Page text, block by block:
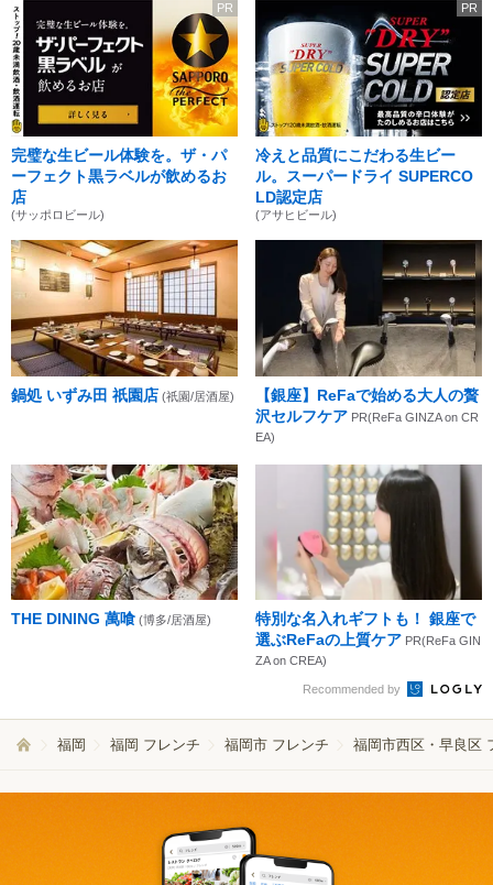
PR
完璧な生ビール体験を。ザ・パ
ーフェクト黒ラベルが飲めるお
店
(サッポロビール)
PR
冷えと品質にこだわる生ビー
ル。スーパードライ SUPERCO
LD認定店
(アサヒビール)
鍋処 いずみ田 祇園店 (祇園/居酒屋)
【銀座】ReFaで始める大人の贅
沢セルフケア PR(ReFa GINZA on CR
EA)
THE DINING 萬喰 (博多/居酒屋)
特別な名入れギフトも！ 銀座で
選ぶReFaの上質ケア PR(ReFa GIN
ZA on CREA)
Recommended by
福岡 福岡 フレンチ 福岡市 フレンチ 福岡市西区・早良区